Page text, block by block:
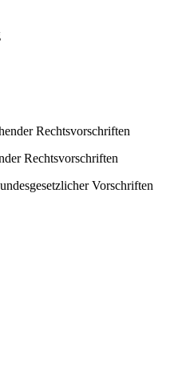
Rechtsvorschriften
Rechtsvorschriften
Vorschriften